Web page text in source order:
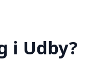
i Udby?